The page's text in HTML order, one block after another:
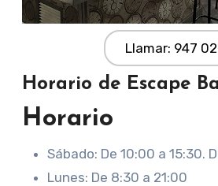
Llamar: 947
Horario de Escape
Horario
Sábado: De 10:00 a 15:30.
Lunes: De 8:30 a 21:00